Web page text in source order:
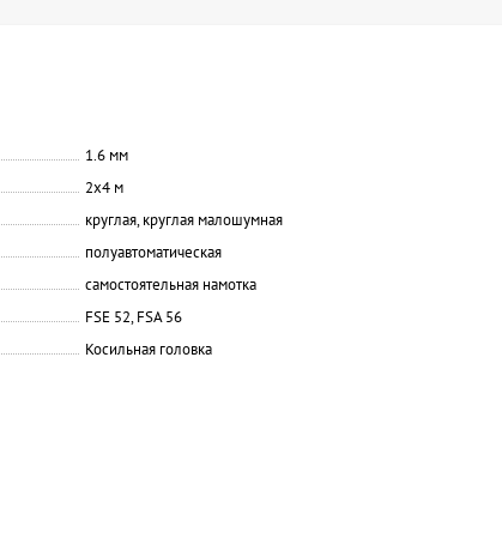
1.6 мм
2х4 м
круглая, круглая малошумная
полуавтоматическая
самостоятельная намотка
FSE 52, FSA 56
Косильная головка